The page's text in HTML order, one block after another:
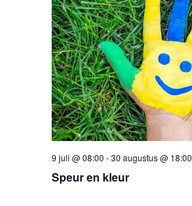
Speur en kleur
9 juli @ 08:00 -30 augustus @ 18:00